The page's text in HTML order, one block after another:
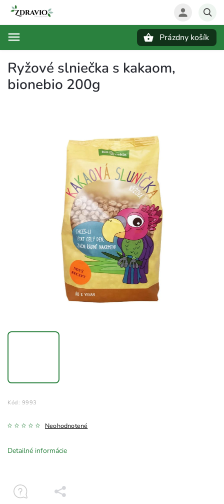
Prázdny košík
Ryžové slniečka s kakaom,
bionebio 200g
Kód: 9993
Neohodnotené
Detailné informácie